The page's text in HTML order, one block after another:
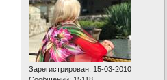
Зарегистрирован: 15-03-2010